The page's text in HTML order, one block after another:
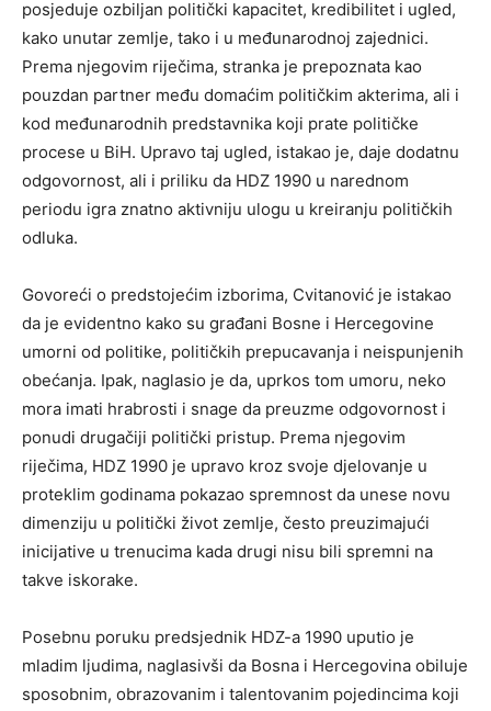
posjeduje ozbiljan politički kapacitet, kredibilitet i ugled,
kako unutar zemlje, tako i u međunarodnoj zajednici.
Prema njegovim riječima, stranka je prepoznata kao
pouzdan partner među domaćim političkim akterima, ali i
kod međunarodnih predstavnika koji prate političke
procese u BiH. Upravo taj ugled, istakao je, daje dodatnu
odgovornost, ali i priliku da HDZ 1990 u narednom
periodu igra znatno aktivniju ulogu u kreiranju političkih
odluka.
Govoreći o predstojećim izborima, Cvitanović je istakao
da je evidentno kako su građani Bosne i Hercegovine
umorni od politike, političkih prepucavanja i neispunjenih
obećanja. Ipak, naglasio je da, uprkos tom umoru, neko
mora imati hrabrosti i snage da preuzme odgovornost i
ponudi drugačiji politički pristup. Prema njegovim
riječima, HDZ 1990 je upravo kroz svoje djelovanje u
proteklim godinama pokazao spremnost da unese novu
dimenziju u politički život zemlje, često preuzimajući
inicijative u trenucima kada drugi nisu bili spremni na
takve iskorake.
Posebnu poruku predsjednik HDZ-a 1990 uputio je
mladim ljudima, naglasivši da Bosna i Hercegovina obiluje
sposobnim, obrazovanim i talentovanim pojedincima koji